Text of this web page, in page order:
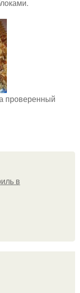
проверенный
в